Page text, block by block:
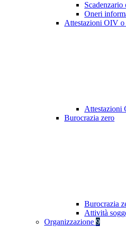
Oneri
Attestazioni OIV o
Attestazioni
Burocrazia zero
Burocrazia
Attività
Organizzazione 9